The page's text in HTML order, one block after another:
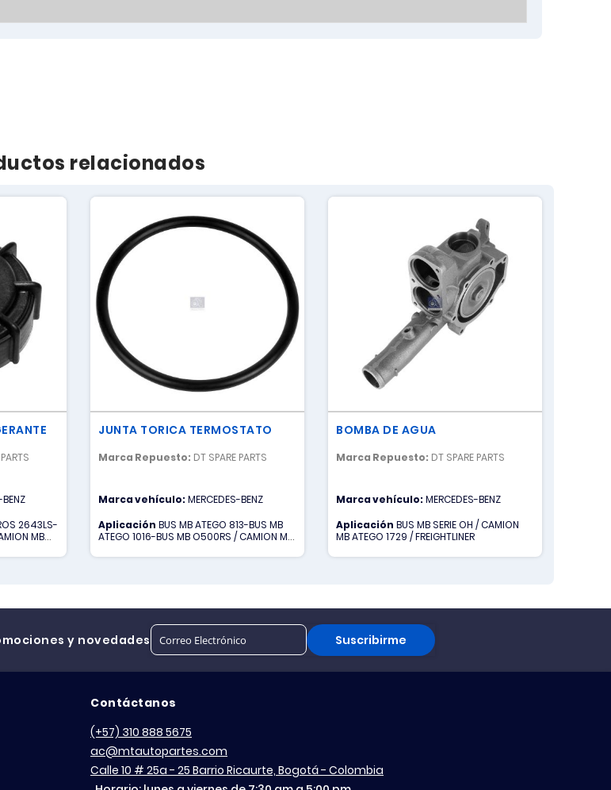
relacionados
2643LS-
MB
JUNTA TORICA TERMOSTATO
Marca Repuesto: DT SPARE PARTS
Marca vehículo:MERCEDES-BENZ
Aplicación BUS MB ATEGO 813-BUS MB
ATEGO 1016-BUS MB O500RS / CAMION MB
3332K-CAMION MB ACTROS 3335K-
ATEGO 1726-CAMION MB ATEGO 1729
BOMBA DE AGUA
Marca Repuesto: DT SPARE PARTS
Marca vehículo:MERCEDES-BENZ
Aplicación BUS MB SERIE OH / CAMION
MB ATEGO 1729 / FREIGHTLINER
y novedades Suscribirme
Contáctanos
(+57) 310 888 5675
ac@mtautopartes.com
Calle 10 # 25a - 25 Barrio Ricaurte, Bogotá - Colombia